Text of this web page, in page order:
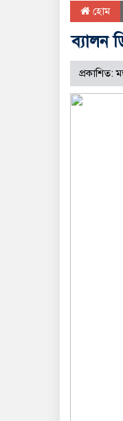
হোম
ব্যালন
প্রকাশিত: